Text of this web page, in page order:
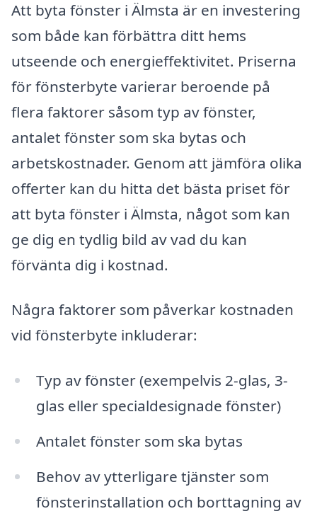
Att byta fönster i Älmsta är en investering
som både kan förbättra ditt hems
utseende och energieffektivitet. Priserna
för fönsterbyte varierar beroende på
flera faktorer såsom typ av fönster,
antalet fönster som ska bytas och
arbetskostnader. Genom att jämföra olika
offerter kan du hitta det bästa priset för
att byta fönster i Älmsta, något som kan
ge dig en tydlig bild av vad du kan
förvänta dig i kostnad.
Några faktorer som påverkar kostnaden
vid fönsterbyte inkluderar:
Typ av fönster (exempelvis 2-glas, 3-
glas eller specialdesignade fönster)
Antalet fönster som ska bytas
Behov av ytterligare tjänster som
fönsterinstallation och borttagning av